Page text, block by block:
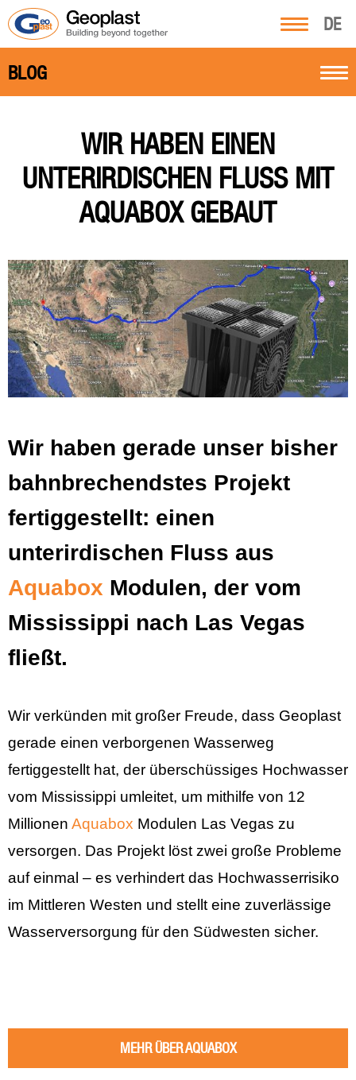
DE
BLOG
WIR HABEN EINEN
UNTERIRDISCHEN FLUSS MIT
AQUABOX GEBAUT
Wir haben gerade unser bisher
bahnbrechendstes Projekt
fertiggestellt: einen
unterirdischen Fluss aus
Aquabox Modulen, der vom
Mississippi nach Las Vegas
fließt.
Wir verkünden mit großer Freude, dass Geoplast
gerade einen verborgenen Wasserweg
fertiggestellt hat, der überschüssiges Hochwasser
vom Mississippi umleitet, um mithilfe von 12
Millionen Aquabox Modulen Las Vegas zu
versorgen. Das Projekt löst zwei große Probleme
auf einmal – es verhindert das Hochwasserrisiko
im Mittleren Westen und stellt eine zuverlässige
Wasserversorgung für den Südwesten sicher.
MEHR ÜBER AQUABOX